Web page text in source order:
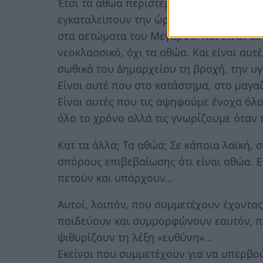
Έτσι τα αθώα περιστέρια πάντα
εγκαταλείπουν την ώρα που οι «αθώες
στα αετώματα του Μεγάρου. Και είναι
νεοκλασσικό, όχι τα αθώα. Και είναι
σωθικά του Δημαρχείου τη βροχή, την
Είναι αυτέ που στο κατάστημα, στο
Είναι αυτές που τις αψηφούμε ένοχα
όλο το χρόνο αλλά τις γνωρίζουμε
Κατ τα άλλα; Τα αθώα; Σε κάποια λαϊκή,
σπόρους επιβεβαίωσης ότι είναι
πετούν και υπάρχουν…
Αυτοί, λοιπόν, που συμμετέχουν
παιδεύουν και συμμορφώνουν εαυτόν,
ψιθυρίζουν τη λέξη «ευθύνη»…
Εκείνοι που συμμετέχουν για να